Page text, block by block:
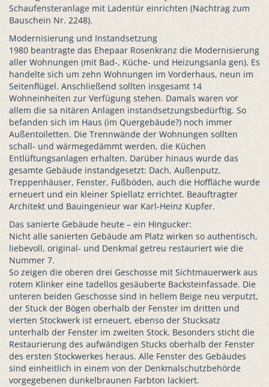
Schaufensteranlage mit Ladentür einrichten (Nachtrag zum
Bauschein Nr. 2248).
Modernisierung und Instandsetzung
1980 beantragte das Ehepaar Rosenkranz die Modernisierung
aller Wohnungen (mit Bad-, Küche- und Heizungsanla gen). Es
handelte sich um zehn Wohnungen im Vorderhaus, neun im
Seitenflügel. Anschließend sollten insgesamt 14
Wohneinheiten zur Verfügung stehen. Damals waren vor
allem die sa nitären Anlagen instandsetzungsbedürftig. So
befanden sich im Haus (im Quergebäude?) noch immer
Außentoiletten. Die Trennwände der Wohnungen sollten
schall- und wärmegedämmt werden, die Küchen
Entlüftungsanlagen erhalten. Darüber hinaus wurde das
gesamte Gebäude instandgesetzt: Dach, Außenputz,
Treppenhäuser, Fenster, Fußböden, auch die Hoffläche wurde
erneuert und ein kleiner Spiellatz errichtet. Beauftragter
Architekt und Bauingenieur war Karl-Heinz Kupfer.
Das sanierte Gebäude heute – ein Hingucker:
Nicht alle sanierten Gebäude am Platz wirken so authentisch,
liebevoll, original- und Denkmal getreu restauriert wie die
Nummer 7.
So zeigen die oberen drei Geschosse mit Sichtmauerwerk aus
rotem Klinker eine tadellos gesäuberte Backsteinfassade. Die
unteren beiden Geschosse sind in hellem Beige neu verputzt,
der Stuck der Bögen oberhalb der Fenster im dritten und
vierten Stockwerk ist erneuert, ebenso der Stucksatz
unterhalb der Fenster im zweiten Stock. Besonders sticht die
Restaurierung des aufwändigen Stucks oberhalb der Fenster
des ersten Stockwerkes heraus. Alle Fenster des Gebäudes
sind einheitlich in einem von der Denkmalschutzbehörde
vorgegebenen dunkelbraunen Farbton lackiert.